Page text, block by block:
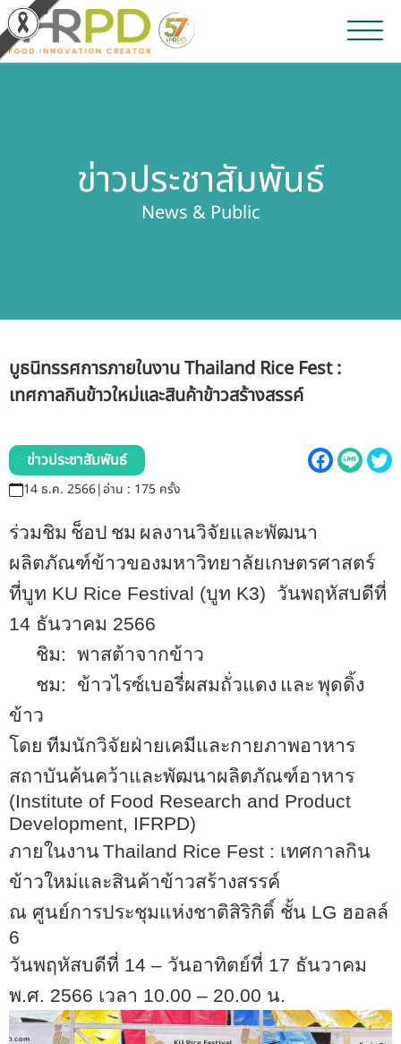
ผลิตภัณฑ์และจำหน่าย
เกี่ยวกับสถาบัน
บุคลากรสถาบัน
ระบบสารสนเทศ (ใน)
ติดต่อเรา
สายตรงผู้บริหาร
ข่าวประชาสัมพันธ์
News & Public
บูธนิทรรศการภายในงาน Thailand Rice Fest :
เทศกาลกินข้าวใหม่และสินค้าข้าวสร้างสรรค์
ข่าวประชาสัมพันธ์
14 ธ.ค. 2566|อ่าน : 175 ครั้ง
ร่วมชิม ช็อป ชม ผลงานวิจัยและพัฒนา
ผลิตภัณฑ์ข้าวของมหาวิทยาลัยเกษตรศาสตร์
ที่บูท KU Rice Festival (บูท K3) วันพฤหัสบดีที่
14 ธันวาคม 2566
ชิม: พาสต้าจากข้าว
ชม: ข้าวไรซ์เบอรี่ผสมถั่วแดง และ พุดดิ้ง
ข้าว
โดย ทีมนักวิจัยฝ่ายเคมีและกายภาพอาหาร
สถาบันค้นคว้าและพัฒนาผลิตภัณฑ์อาหาร
(Institute of Food Research and Product
Development, IFRPD)
ภายในงาน Thailand Rice Fest : เทศกาลกิน
ข้าวใหม่และสินค้าข้าวสร้างสรรค์
ณ ศูนย์การประชุมแห่งชาติสิริกิติ์ ชั้น LG ฮอลล์
6
วันพฤหัสบดีที่ 14 – วันอาทิตย์ที่ 17 ธันวาคม
พ.ศ. 2566 เวลา 10.00 – 20.00 น.